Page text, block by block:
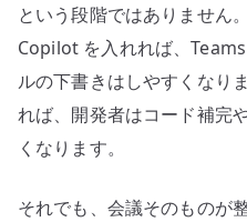
という段階ではありませ
Copilot を入れれば、
ルの下書きはしやすくなり
れば、開発者はコード補完
くなります。
それでも、会議そのものが